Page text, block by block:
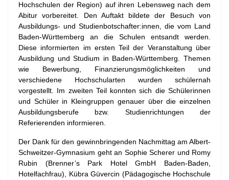
Hochschulen der Region) auf ihren Lebensweg nach dem
Abitur vorbereitet. Den Auftakt bildete der Besuch von
Ausbildungs- und Studienbotschafter:innen, die vom Land
Baden-Württemberg an die Schulen entsandt werden.
Diese informierten im ersten Teil der Veranstaltung über
Ausbildung und Studium in Baden-Württemberg. Themen
wie Bewerbung, Finanzierungsmöglichkeiten und
verschiedene Hochschularten wurden schülernah
vorgestellt. Im zweiten Teil konnten sich die Schülerinnen
und Schüler in Kleingruppen genauer über die einzelnen
Ausbildungsberufe bzw. Studienrichtungen der
Referierenden informieren.
Der Dank für den gewinnbringenden Nachmittag am Albert-
Schweitzer-Gymnasium geht an Sophie Scherer und Romy
Rubin (Brenner’s Park Hotel GmbH Baden-Baden,
Hotelfachfrau), Kübra Güvercin (Pädagogische Hochschule